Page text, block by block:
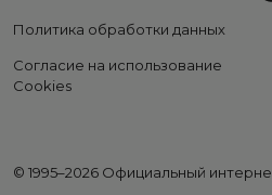
Политика обработки данных
Согласие на использование
Cookies
© 1995–2026 Официальный